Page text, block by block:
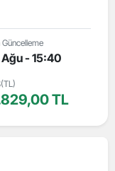
- 15:40
TL